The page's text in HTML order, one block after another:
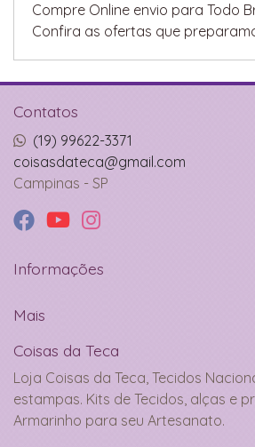
Compre Online envio para Todo
Confira as ofertas que
Contatos
(19) 99622-3371
coisasdateca@gmail.com
Campinas - SP
Informações
Mais
Coisas da Teca
Loja Coisas da Teca, Tecidos
estampas. Kits de Tecidos, alças e
Armarinho para seu Artesanato.